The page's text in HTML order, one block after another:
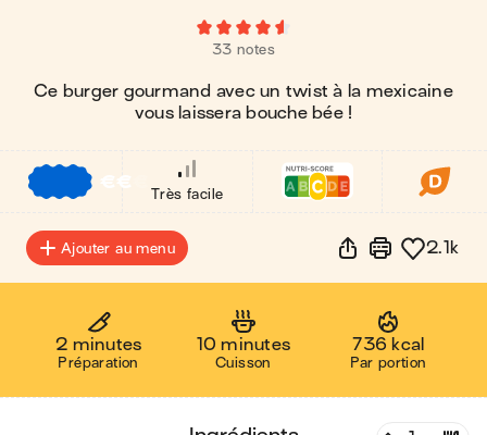
33 notes
Ce burger gourmand avec un twist à la mexicaine
vous laissera bouche bée !
€€
Très facile
Ajouter au menu 2.1k
2 minutes
Préparation
10 minutes
Cuisson
736 kcal
Par portion